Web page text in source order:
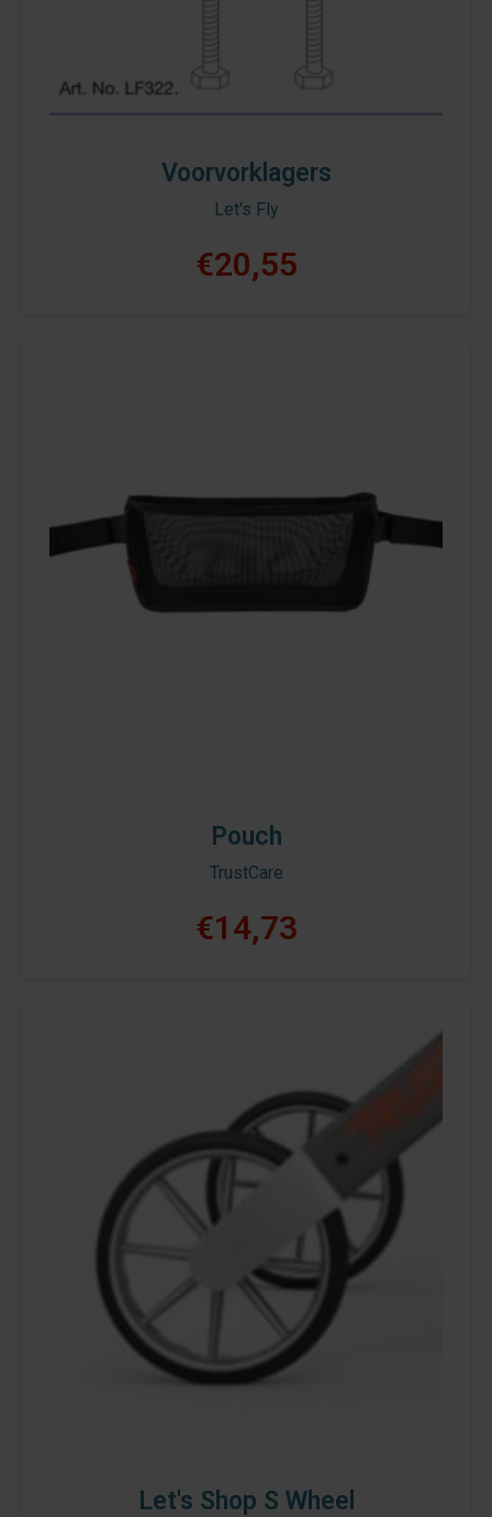
Voorvorklagers
Let's Fly
€20,55
Pouch
TrustCare
€14,73
Let's Shop S Wheel